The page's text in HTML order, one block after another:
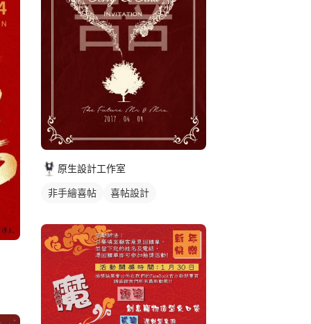
原生設計工作室
非手繪喜帖 喜帖設計